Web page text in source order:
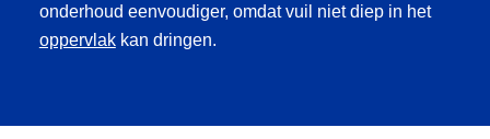
onderhoud eenvoudiger, omdat vuil niet diep in het
oppervlakkan dringen.